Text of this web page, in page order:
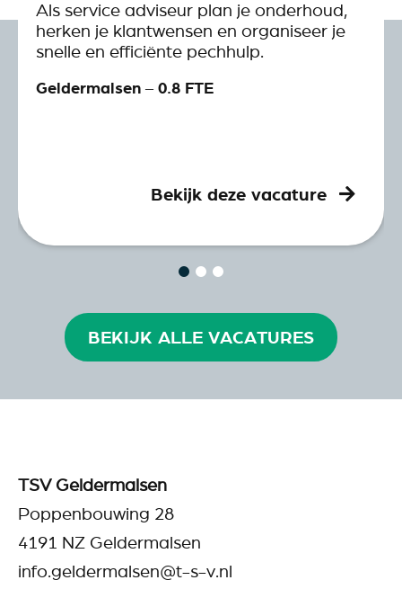
Als service adviseur plan je onderhoud,
herken je klantwensen en organiseer je
snelle en efficiënte pechhulp.
Geldermalsen – 0.8 FTE
Bekijk deze vacature
BEKIJK ALLE VACATURES
TSV Geldermalsen
Poppenbouwing 28
4191 NZ Geldermalsen
info.geldermalsen@t-s-v.nl